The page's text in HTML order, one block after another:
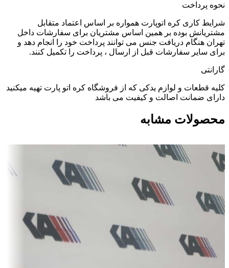
نحوه پرداخت
شرایط کاری کره اتوپارت همواره بر اساس اعتماد متقابل
مشتریانش بوده بر همین اساس مشتریان برای سفارشات داخل
تهران هنگام دریافت جنس می توانند پرداخت خود را انجام دهد و
برای سایر سفارشات قبل از ارسال ، پرداخت را تکمیل کنند.
گارانتی
کلیه قطعات و لوازم یدکی که از فروشگاه کره اتو پارت تهیه میکنید
دارای ضمانت اصالت و کیفیت می باشد
محصولات مشابه